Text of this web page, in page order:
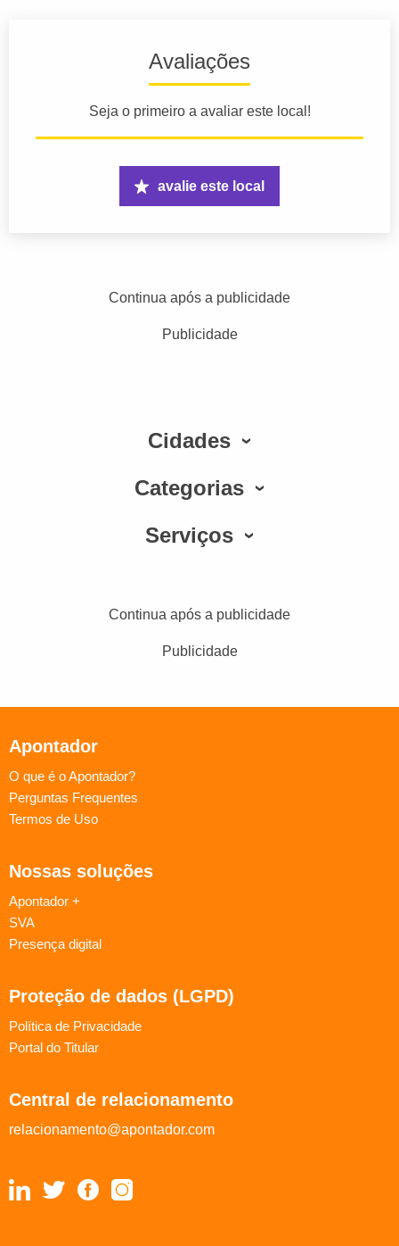
Avaliações
Seja o primeiro a avaliar este local!
avalie este local
Continua após a publicidade
Publicidade
Cidades
Categorias
Serviços
Continua após a publicidade
Publicidade
Apontador
O que é o Apontador?
Perguntas Frequentes
Termos de Uso
Nossas soluções
Apontador +
SVA
Presença digital
Proteção de dados (LGPD)
Política de Privacidade
Portal do Titular
Central de relacionamento
relacionamento@apontador.com